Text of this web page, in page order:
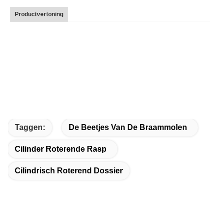
Productvertoning
Taggen: De Beetjes Van De Braammolen
Cilinder Roterende Rasp
Cilindrisch Roterend Dossier